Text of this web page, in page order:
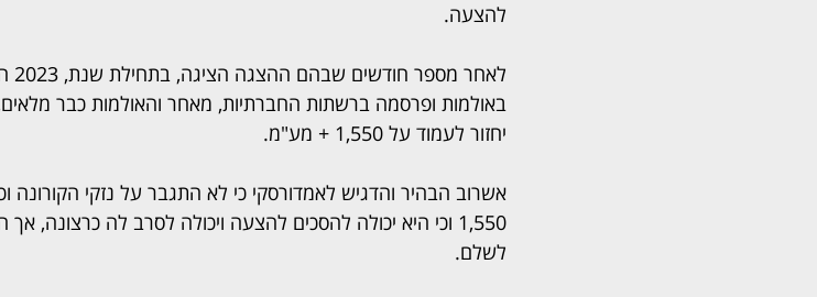
להצעה.
באולמות ופרסמה ברשתות החברתיות, מאחר והאולמות כבר
יחזור לעמוד על 1,550 + מע"מ.
אשרוב הבהיר והדגיש לאמדורסקי כי לא התגבר על נזקי הקורונה
1,550 וכי היא יכולה להסכים להצעה ויכולה לסרב לה כרצונה,
לשלם.